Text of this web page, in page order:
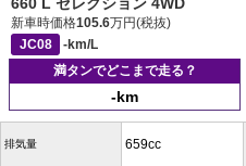
660 L セレクション 4WD
新車時価格105.6万円(税抜)
JC08
-km/L
満タンでどこまで走る？
-km
排気量 659cc